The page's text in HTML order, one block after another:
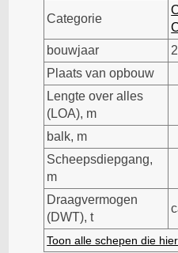
Categorie
bouwjaar
Plaats van opbouw
Lengte over alles
(LOA), m
balk, m
Scheepsdiepgang,
m
Draagvermogen
(DWT), t
Toon alle schepen die